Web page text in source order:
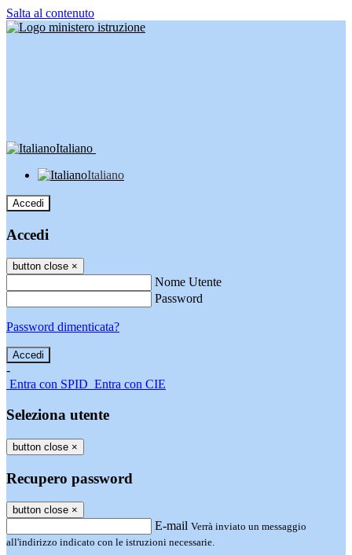
Salta al contenuto
Italiano
Italiano
Accedi
Accedi
button close ×
Nome Utente
Password
Password dimenticata?
-
Entra con SPID Entra con CIE
Seleziona utente
button close ×
Recupero password
button close ×
E-mail Verrà inviato un messaggio
all'indirizzo indicato con le istruzioni necessarie.